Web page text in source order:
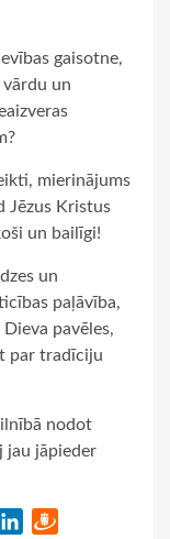
gaisotne,
un
mierinājums
Jēzus Kristus
un bailīgi!
un
paļāvība,
pavēles,
par tradīciju
nodot
jau jāpieder
LinkedIn